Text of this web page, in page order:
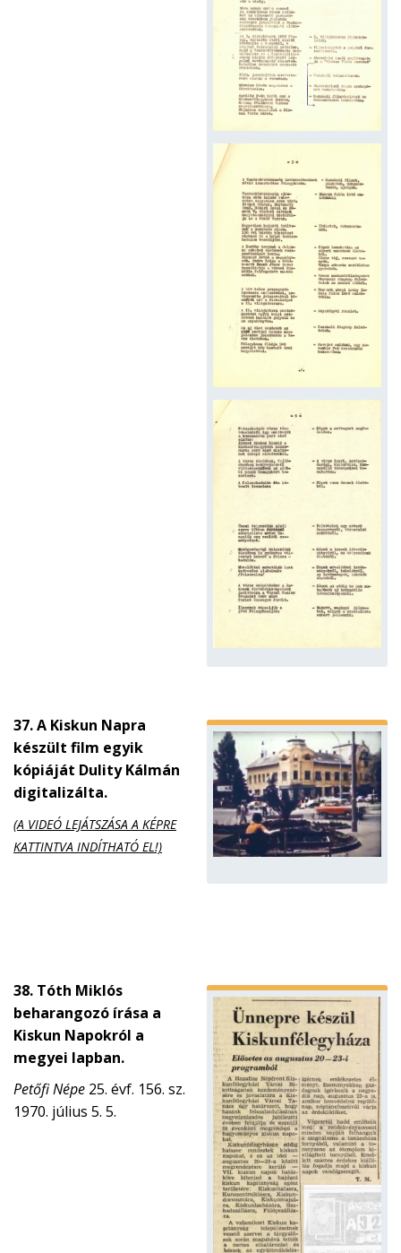
37. A Kiskun Napra
készült film egyik
kópiáját Dulity Kálmán
digitalizálta.
(A VIDEÓ LEJÁTSZÁSA A KÉPRE
KATTINTVA INDÍTHATÓ EL!)
38. Tóth Miklós
beharangozó írása a
Kiskun Napokról a
megyei lapban.
Petőfi Népe 25. évf. 156. sz.
1970. július 5. 5.